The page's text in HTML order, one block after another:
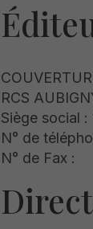
RCS
Siège social :
N° de
N° de Fax :